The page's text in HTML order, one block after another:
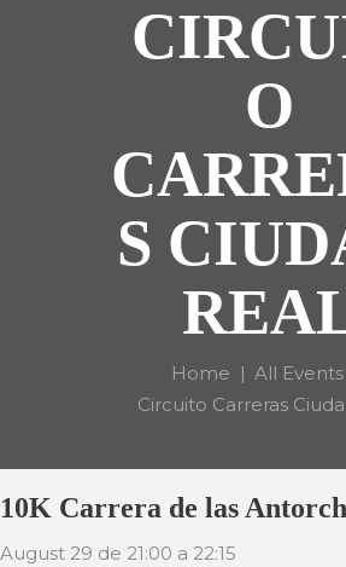
O
S
Home
All Events
Circuito Carreras
10K Carrera de las
August 29 de 21:00 a 22:15